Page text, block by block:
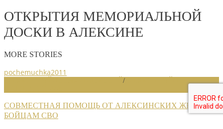
ОТКРЫТИЯ МЕМОРИАЛЬНОЙ
ДОСКИ В АЛЕКСИНЕ
MORE STORIES
pochemuchka2011
/
СОВМЕСТНАЯ ПОМОЩЬ ОТ АЛЕКСИНСКИХ ЖЕНЩИН
БОЙЦАМ СВО